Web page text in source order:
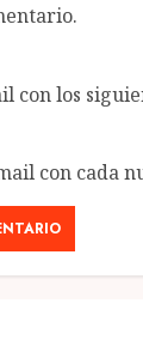
con los
con cada